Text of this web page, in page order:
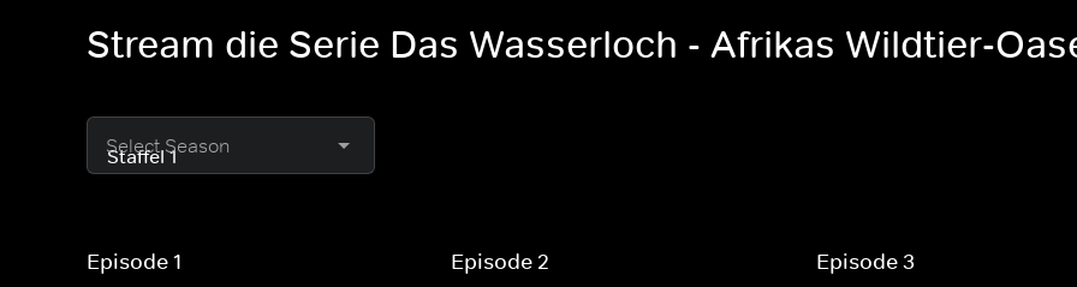
Stream die Serie Das Wasserloch - Afrikas Wildtier-
Select Season
Episode 1 Episode 2 Episode 3